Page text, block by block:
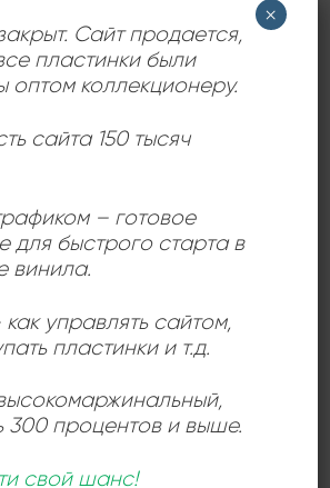
Сайт продается,
пластинки были
оптом коллекционеру.
сайта 150 тысяч
– готовое
для быстрого старта в
винила.
управлять сайтом,
пластинки и т.д.
,
300 процентов и выше.
свой шанс!
×